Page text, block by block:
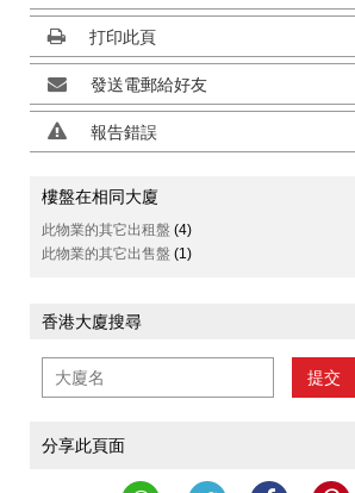
打印此頁
發送電郵給好友
報告錯誤
樓盤在相同大廈
此物業的其它出租盤 (4)
此物業的其它出售盤 (1)
香港大廈搜尋
提交
分享此頁面